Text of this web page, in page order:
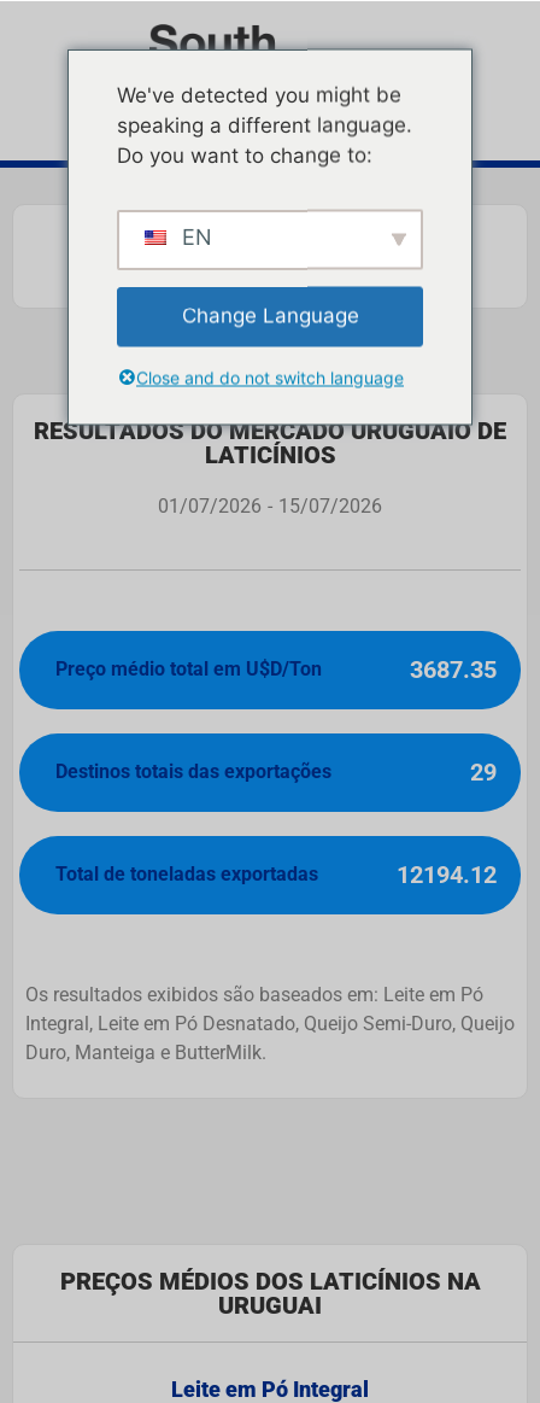
RESULTADOS DO MERCADO URUGUAIO DE
LATICÍNIOS
01/07/2026 - 15/07/2026
Preço médio total em U$D/Ton 3687.35
Destinos totais das exportações 29
Total de toneladas exportadas 12194.12
Os resultados exibidos são baseados em: Leite em Pó
Integral, Leite em Pó Desnatado, Queijo Semi-Duro, Queijo
Duro, Manteiga e ButterMilk.
PREÇOS MÉDIOS DOS LATICÍNIOS NA
URUGUAI
Leite em Pó Integral
We've detected you might be
speaking a different language.
Do you want to change to:
EN
Change Language
Close and do not switch language